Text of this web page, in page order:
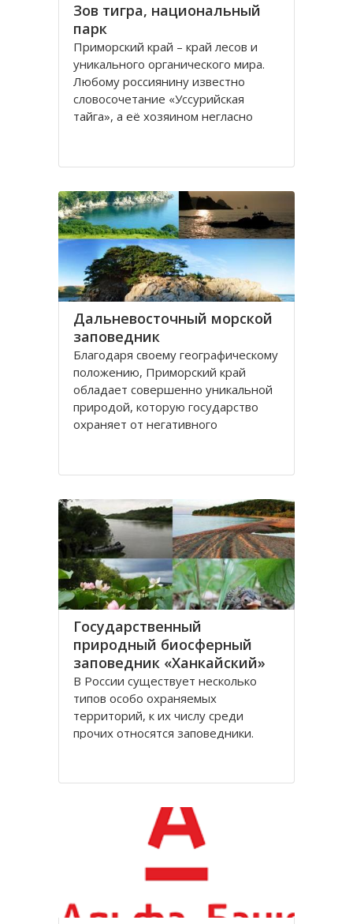
Зов тигра, национальный
парк
Приморский край – край лесов и
уникального органического мира.
Любому россиянину известно
словосочетание «Уссурийская
тайга», а её хозяином негласно
прекрасного сильного хищника к
сократилась. Одним из
Дальневосточный морской
заповедник
Благодаря своему географическому
положению, Приморский край
обладает совершенно уникальной
природой, которую государство
охраняет от негативного
природные территории. В числе
крае их шесть. Особое значение
для
Государственный
природный биосферный
заповедник «Ханкайский»
В России существует несколько
типов особо охраняемых
территорий, к их числу среди
прочих относятся заповедники.
и сейчас они составляют основу
охраны природы в целом.